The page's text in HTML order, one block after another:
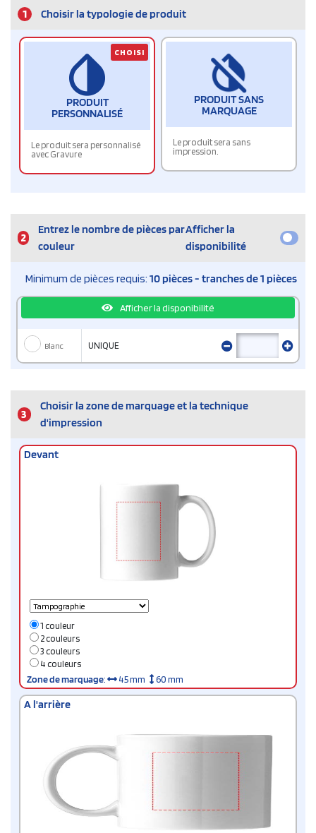
1 Choisir la typologie de produit
PRODUIT
PERSONNALISÉ
Le produit sera personnalisé
avec Gravure
CHOISI
PRODUIT SANS
MARQUAGE
Le produit sera sans
impression.
2
Entrez le nombre de pièces par
couleur
Afficher la
disponibilité
Minimum de pièces requis: 10 pièces - tranches de 1 pièces
Afficher la disponibilité
Blanc UNIQUE
3
Choisir la zone de marquage et la technique
d'impression
Devant
1 couleur
2 couleurs
3 couleurs
4 couleurs
Zone de marquage: 45 mm 60 mm
A l'arrière